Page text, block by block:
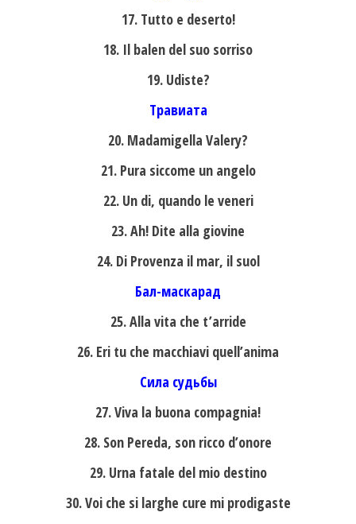
17. Tutto e deserto!
18. Il balen del suo sorriso
19. Udiste?
Травиата
20. Madamigella Valery?
21. Pura siccome un angelo
22. Un di, quando le veneri
23. Ah! Dite alla giovine
24. Di Provenza il mar, il suol
Бал-маскарад
25. Alla vita che t’arride
26. Eri tu che macchiavi quell’anima
Сила судьбы
27. Viva la buona compagnia!
28. Son Pereda, son ricco d’onore
29. Urna fatale del mio destino
30. Voi che si larghe cure mi prodigaste